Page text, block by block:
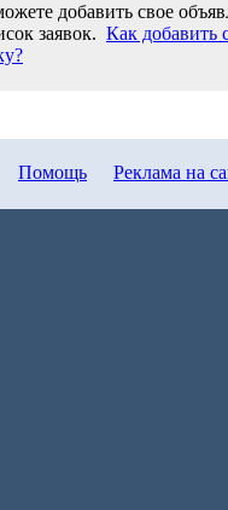
добавить свое
заявок. Как добавить
Помощь Реклама на